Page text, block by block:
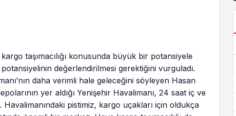
taşımacılığı konusunda büyük bir potansiyele
değerlendirilmesi gerektiğini vurguladı.
daha verimli hale geleceğini söyleyen Hasan
yer aldığı Yenişehir Havalimanı, 24 saat iç ve
Havalimanındaki pistimiz, kargo uçakları için oldukça